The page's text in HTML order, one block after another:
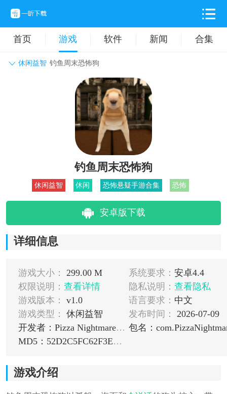
首页 游戏 软件 新闻 合集
休闲益智 钓鱼周末恐怖狗
动作格斗 休闲益智
卡牌对战 音乐舞蹈
挂机养成
钓鱼周末恐怖狗
休闲益智 休闲 恐怖悬疑手游合集 恐怖
安卓版下载
详细信息
游戏大小： 299.00 M 系统要求： 安卓4.4
权限说明： 查看详情 隐私说明： 查看隐私
游戏版本：
v1.0 语言要求： 中文
游戏类型：
休闲益智 发布时间：
2026-07-09
开发者：Pizza Nightmares Club
MD5：52D2C5FC62F3EA06658E6085DEF5E6F2
游戏介绍